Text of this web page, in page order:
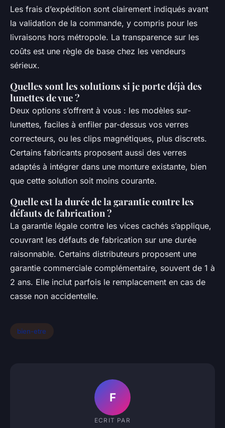
Les frais d’expédition sont clairement indiqués avant
la validation de la commande, y compris pour les
livraisons hors métropole. La transparence sur les
coûts est une règle de base chez les vendeurs
sérieux.
Quelles sont les solutions si je porte déjà des
lunettes de vue ?
Deux options s’offrent à vous : les modèles sur-
lunettes, faciles à enfiler par-dessus vos verres
correcteurs, ou les clips magnétiques, plus discrets.
Certains fabricants proposent aussi des verres
adaptés à intégrer dans une monture existante, bien
que cette solution soit moins courante.
Quelle est la durée de la garantie contre les
défauts de fabrication ?
La garantie légale contre les vices cachés s’applique,
couvrant les défauts de fabrication sur une durée
raisonnable. Certains distributeurs proposent une
garantie commerciale complémentaire, souvent de 1 à
2 ans. Elle inclut parfois le remplacement en cas de
casse non accidentelle.
bien-etre
F
ECRIT PAR